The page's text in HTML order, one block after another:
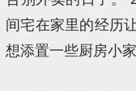
间宅在家里的经历
想添置一些厨房小